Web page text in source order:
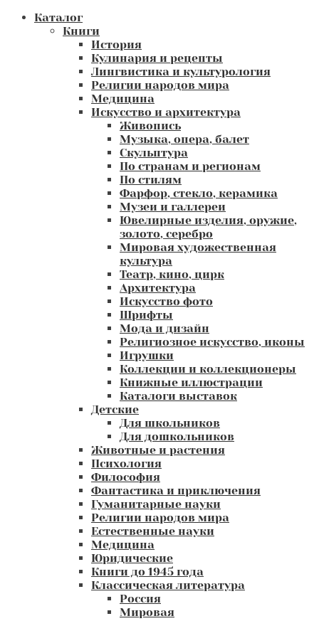
Каталог
Книги
История
Кулинария и рецепты
Лингвистика и культурология
Религии народов мира
Медицина
Искусство и архитектура
Живопись
Музыка, опера, балет
Скульптура
По странам и регионам
По стилям
Фарфор, стекло, керамика
Музеи и галлереи
Ювелирные изделия, оружие,
золото, серебро
Мировая художественная
культура
Театр, кино, цирк
Архитектура
Искусство фото
Шрифты
Мода и дизайн
Религиозное искусство, иконы
Игрушки
Коллекции и коллекционеры
Книжные иллюстрации
Каталоги выставок
Детские
Для школьников
Для дошкольников
Животные и растения
Психология
Философия
Фантастика и приключения
Гуманитарные науки
Религии народов мира
Естественные науки
Медицина
Юридические
Книги до 1945 года
Классическая литература
Россия
Мировая